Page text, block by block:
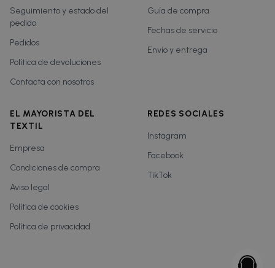
Seguimiento y estado del
pedido
Pedidos
Política de devoluciones
Contacta con nosotros
Guía de compra
Fechas de servicio
Envío y entrega
EL MAYORISTA DEL
TEXTIL
Empresa
Condiciones de compra
Aviso legal
Política de cookies
Política de privacidad
REDES SOCIALES
Instagram
Facebook
TikTok